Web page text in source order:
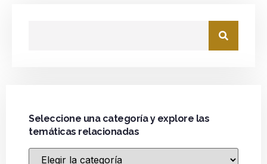
Seleccione una categoría y explore las
temáticas relacionadas